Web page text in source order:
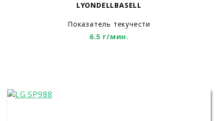
LYONDELLBASELL
Показатель текучести
6.5 г/мин.